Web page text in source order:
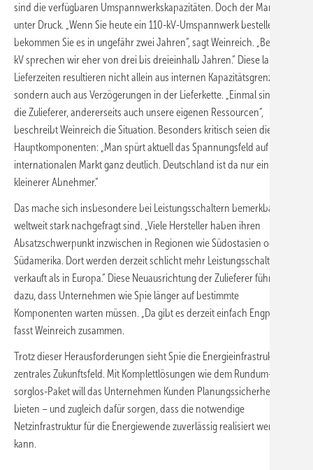
sind die verfügbaren Umspannwerkskapazitäten. Doch der Markt ist
unter Druck. „Wenn Sie heute ein 110-kV-Umspannwerk bestellen,
bekommen Sie es in ungefähr zwei Jahren“, sagt Weinreich. „Bei 380
kV sprechen wir eher von drei bis dreieinhalb Jahren.“ Diese langen
Lieferzeiten resultieren nicht allein aus internen Kapazitätsgrenzen,
sondern auch aus Verzögerungen in der Lieferkette. „Einmal sind es
die Zulieferer, andererseits auch unsere eigenen Ressourcen“,
beschreibt Weinreich die Situation. Besonders kritisch seien die
Hauptkomponenten: „Man spürt aktuell das Spannungsfeld auf dem
internationalen Markt ganz deutlich. Deutschland ist da nur ein
kleinerer Abnehmer.“
Das mache sich insbesondere bei Leistungsschaltern bemerkbar, die
weltweit stark nachgefragt sind. „Viele Hersteller haben ihren
Absatzschwerpunkt inzwischen in Regionen wie Südostasien oder
Südamerika. Dort werden derzeit schlicht mehr Leistungsschalter
verkauft als in Europa.“ Diese Neuausrichtung der Zulieferer führe
dazu, dass Unternehmen wie Spie länger auf bestimmte
Komponenten warten müssen. „Da gibt es derzeit einfach Engpässe“,
fasst Weinreich zusammen.
Trotz dieser Herausforderungen sieht Spie die Energieinfrastruktur als
zentrales Zukunftsfeld. Mit Komplettlösungen wie dem Rundum-
sorglos-Paket will das Unternehmen Kunden Planungssicherheit
bieten – und zugleich dafür sorgen, dass die notwendige
Netzinfrastruktur für die Energiewende zuverlässig realisiert werden
kann.